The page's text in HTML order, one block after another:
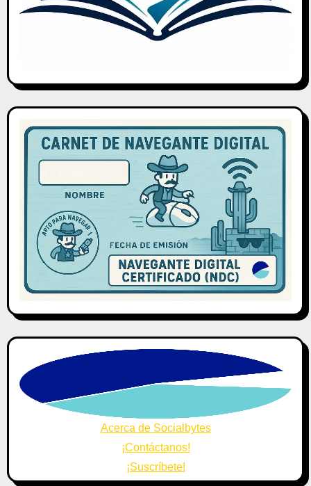
Acerca de Socialbytes
¡Contáctanos!
¡Suscríbete!